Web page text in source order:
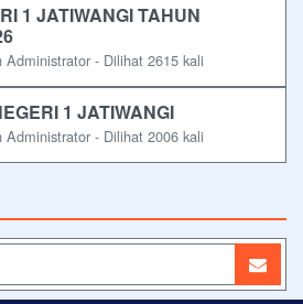
1 JATIWANGI TAHUN
- Dilihat 2615 kali
1 JATIWANGI
- Dilihat 2006 kali